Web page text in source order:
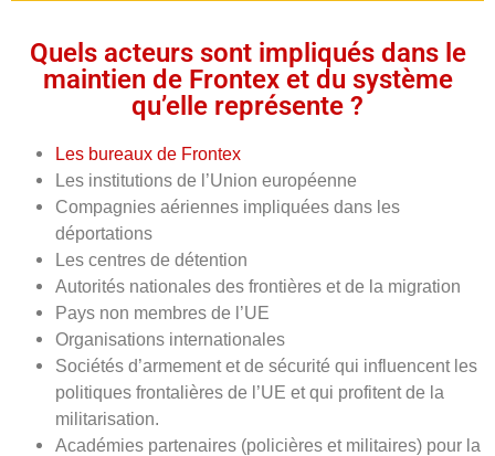
Quels acteurs sont impliqués dans le
maintien de Frontex et du système
qu’elle représente ?
Les bureaux de Frontex
Les institutions de l’Union européenne
Compagnies aériennes impliquées dans les
déportations
Les centres de détention
Autorités nationales des frontières et de la migration
Pays non membres de l’UE
Organisations internationales
Sociétés d’armement et de sécurité qui influencent les
politiques frontalières de l’UE et qui profitent de la
militarisation.
Académies partenaires (policières et militaires) pour la